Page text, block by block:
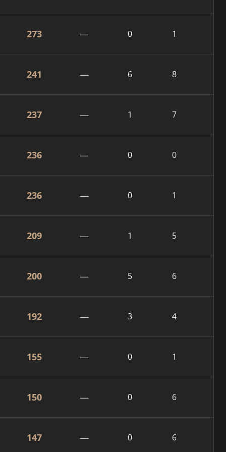
273 — 0 1
241 — 6 8
237 — 1 7
236 — 0 0
236 — 0 1
209 — 1 5
200 — 5 6
192 — 3 4
155 — 0 1
150 — 0 6
147 — 0 6